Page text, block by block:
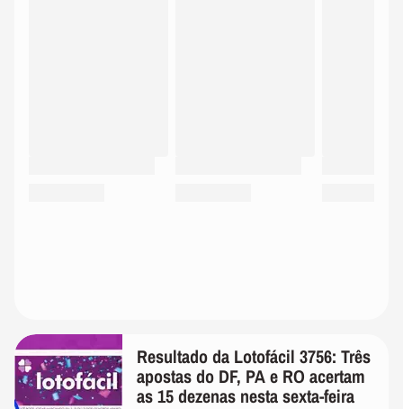
Resultado da Lotofácil 3756: Três
apostas do DF, PA e RO acertam
as 15 dezenas nesta sexta-feira